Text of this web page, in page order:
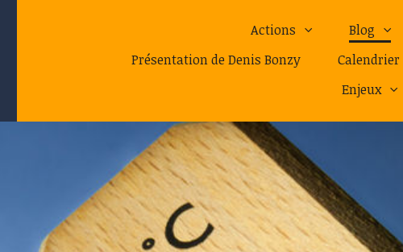
Actions Blog
Présentation de Denis Bonzy
Calendrier
Enjeux